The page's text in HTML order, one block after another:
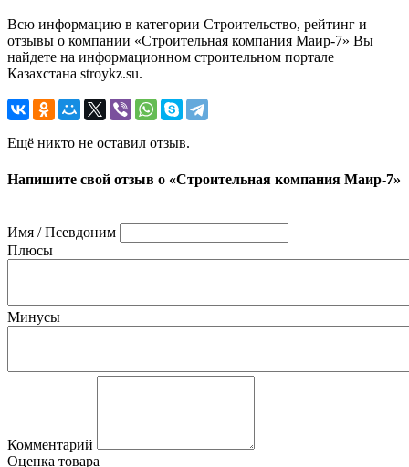
Всю информацию в категории Строительство, рейтинг и
отзывы о компании «Строительная компания Маир-7» Вы
найдете на информационном строительном портале
Казахстана stroykz.su.
Ещё никто не оставил отзыв.
Напишите свой отзыв о «Строительная компания Маир-7»
Имя / Псевдоним
Плюсы
Минусы
Комментарий
Оценка товара